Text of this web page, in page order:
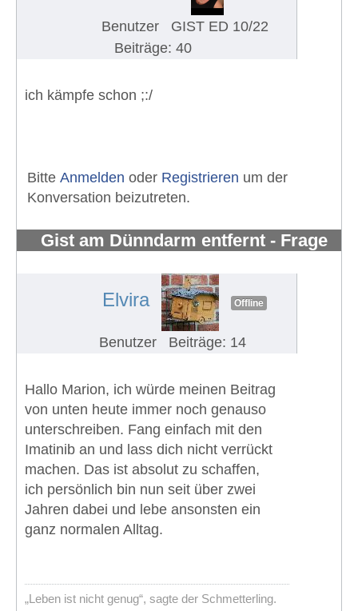
Benutzer
GIST ED 10/22
Beiträge: 40
ich kämpfe schon ;:/
Bitte Anmelden oder Registrieren um der
Konversation beizutreten.
Gist am Dünndarm entfernt - Frage
Elvira Offline
Benutzer Beiträge: 14
Hallo Marion, ich würde meinen Beitrag
von unten heute immer noch genauso
unterschreiben. Fang einfach mit den
Imatinib an und lass dich nicht verrückt
machen. Das ist absolut zu schaffen,
ich persönlich bin nun seit über zwei
Jahren dabei und lebe ansonsten ein
ganz normalen Alltag.
„Leben ist nicht genug“, sagte der Schmetterling.